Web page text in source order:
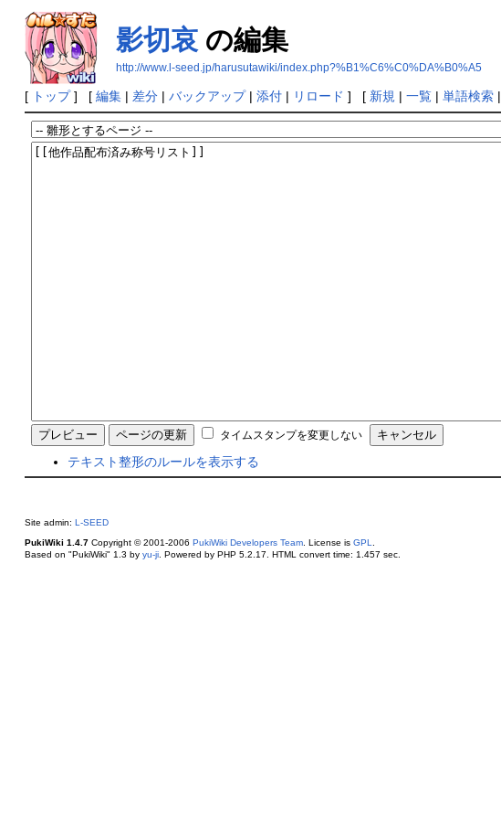
影切哀の編集
http://www.l-seed.jp/harusutawiki/index.php?%B1%C6%C0%DA%B0%A5
[ トップ] [ 編集| 差分| バックアップ| 添付| リロード ] [ 新規 | 一覧| 単語検索|
タイムスタンプを変更しない
テキスト整形のルールを表示する
Site admin: L-SEED
PukiWiki 1.4.7Copyright © 2001-2006 PukiWiki Developers Team. License is GPL
Based on "PukiWiki" 1.3 by yu-ji. Powered by PHP 5.2.17. HTML convert time: 1.457 sec.